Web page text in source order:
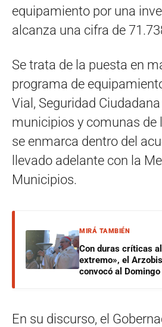
equipamiento por una
alcanza una cifra de
Se trata de la puesta en
programa de
Vial, Seguridad
municipios y comunas de
se enmarca dentro del
llevado adelante con la
Municipios.
MIRÁ TAMBIÉN
Con duras críticas
extremo», el
convocó al
En su discurso, el